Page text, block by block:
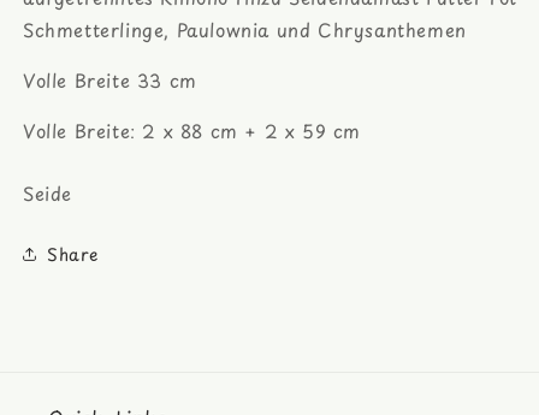
Seiden
Damast,
Juban
Seiden
Rinzu
Damast,
Juban
Schmetterlinge, Paulownia und Chrysanthemen
Volle Breite 33 cm
Volle Breite: 2 x 88 cm + 2 x 59 cm
Seide
Share